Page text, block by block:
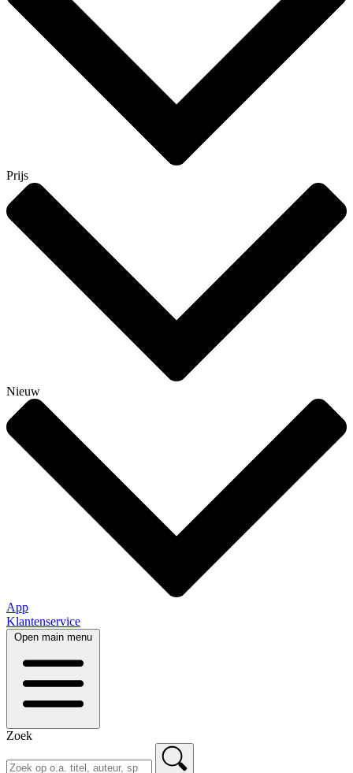
Prijs
Nieuw
App
Klantenservice
Open main menu
Zoek